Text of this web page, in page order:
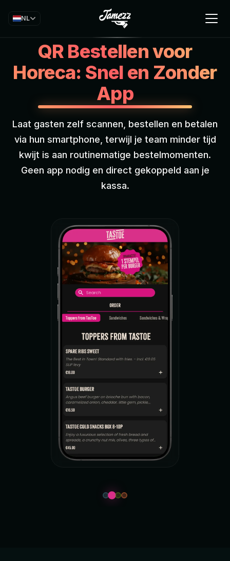
NL
QR Bestellen voor
Horeca: Snel en Zonder
App
Laat gasten zelf scannen, bestellen en betalen
via hun smartphone, terwijl je team minder tijd
kwijt is aan routinematige bestelmomenten.
Geen app nodig en direct gekoppeld aan je
kassa.